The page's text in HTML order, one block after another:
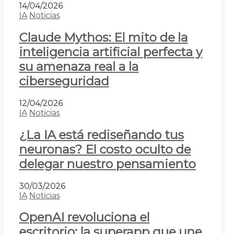
14/04/2026
IA Noticias
Claude Mythos: El mito de la
inteligencia artificial perfecta y
su amenaza real a la
ciberseguridad
12/04/2026
IA Noticias
¿La IA está rediseñando tus
neuronas? El costo oculto de
delegar nuestro pensamiento
30/03/2026
IA Noticias
OpenAI revoluciona el